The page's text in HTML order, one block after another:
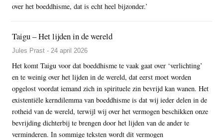
over het boeddhisme, dat is echt heel bijzonder.’
Taigu – Het lijden in de wereld
Jules Prast - 24 april 2026
Het komt Taigu voor dat boeddhisme te vaak gaat over ‘verlichting’
en te weinig over het lijden in de wereld, dat eerst moet worden
opgelost voordat iemand zich in spirituele zin bevrijd kan wanen. Het
existentiële kerndilemma van boeddhisme is dat wij ieder delen in de
rotheid van de wereld, terwijl wij over het vermogen beschikken onze
bevrijding dichterbij te brengen door het lijden van de ander te
verminderen. In sommige teksten wordt dit vermogen